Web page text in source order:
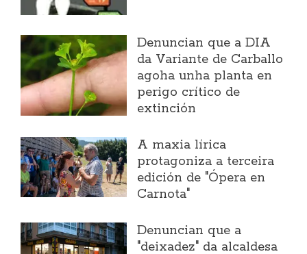
Denuncian que a DIA
da Variante de Carballo
agoha unha planta en
perigo crítico de
extinción
A maxia lírica
protagoniza a terceira
edición de "Ópera en
Carnota"
Denuncian que a
"deixadez" da alcaldesa